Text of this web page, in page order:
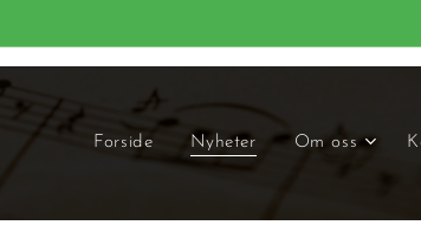
Forside Nyheter Om oss